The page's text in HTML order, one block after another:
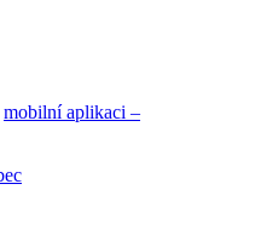
mobilní aplikaci –